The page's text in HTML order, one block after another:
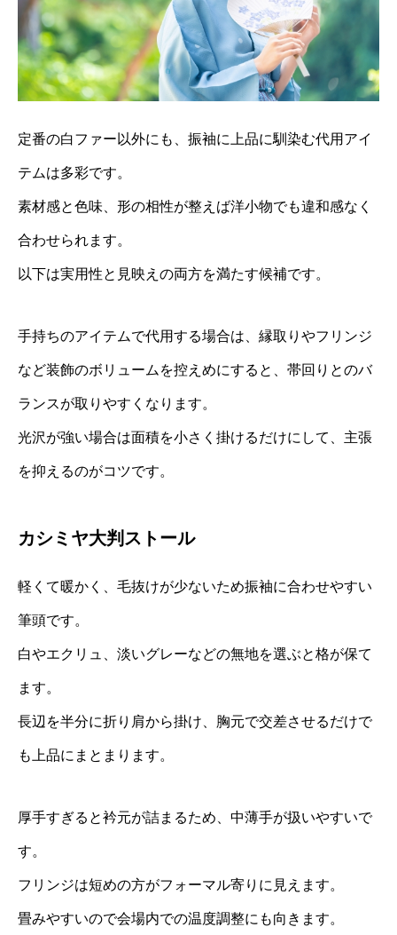
定番の白ファー以外にも、振袖に上品に馴染む代用アイ
テムは多彩です。
素材感と色味、形の相性が整えば洋小物でも違和感なく
合わせられます。
以下は実用性と見映えの両方を満たす候補です。
手持ちのアイテムで代用する場合は、縁取りやフリンジ
など装飾のボリュームを控えめにすると、帯回りとのバ
ランスが取りやすくなります。
光沢が強い場合は面積を小さく掛けるだけにして、主張
を抑えるのがコツです。
カシミヤ大判ストール
軽くて暖かく、毛抜けが少ないため振袖に合わせやすい
筆頭です。
白やエクリュ、淡いグレーなどの無地を選ぶと格が保て
ます。
長辺を半分に折り肩から掛け、胸元で交差させるだけで
も上品にまとまります。
厚手すぎると衿元が詰まるため、中薄手が扱いやすいで
す。
フリンジは短めの方がフォーマル寄りに見えます。
畳みやすいので会場内での温度調整にも向きます。